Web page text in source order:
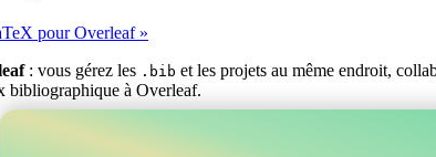
pour Overleaf »
: vous gérez les .bib et les projets au même endroit,
bibliographique à Overleaf.
pour gérer vos références BibTeX, qui se